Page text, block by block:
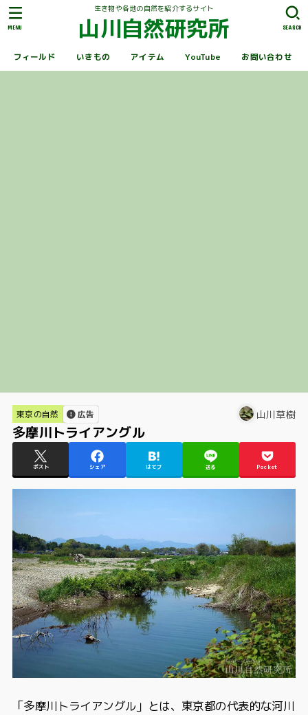
生き物や各地の自然を紹介するサイト
山川自然研究所
フィールド いきもの アイテム YouTube お問い合わせ
SEARCH
MENU
東京の自然 広告 山川草樹
多摩川トライアングル
ポスト シェア はてブ 送る Pocket
「多摩川トライアングル」とは、東京都の代表的な河川